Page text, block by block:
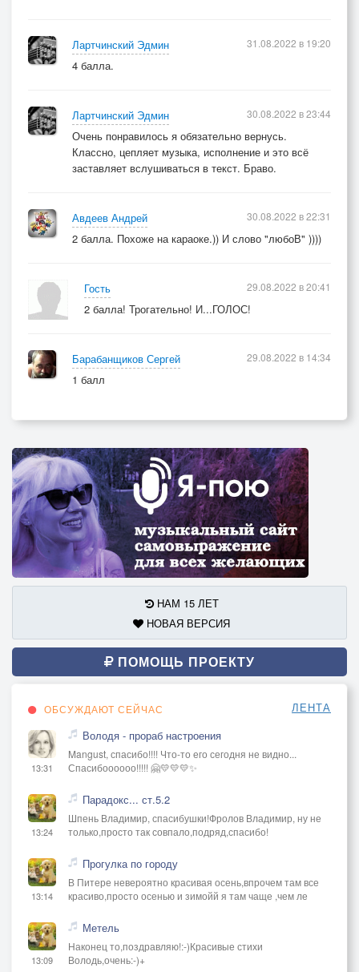
Лартчинский Эдмин
4 балла.
31.08.2022 в 19:20
Лартчинский Эдмин
Очень понравилось я обязательно вернусь.
Классно, цепляет музыка, исполнение и это всё
заставляет вслушиваться в текст. Браво.
30.08.2022 в 23:44
Авдеев Андрей
2 балла. Похоже на караоке.)) И слово "любоВ" ))))
30.08.2022 в 22:31
Гость
2 балла! Трогательно! И...ГОЛОС!
29.08.2022 в 20:41
Барабанщиков Сергей
1 балл
29.08.2022 в 14:34
НАМ 15 ЛЕТ
НОВАЯ ВЕРСИЯ
ПОМОЩЬ ПРОЕКТУ
ОБСУЖДАЮТ СЕЙЧАС ЛЕНТА
13:31
Володя - прораб настроения
Mangust, спасибо!!!! Что-то его сегодня не видно...
Спасибоооооо!!!!! 🤗💛💛💛✨
13:24
Парадокс... ст.5.2
Шпень Владимир, спасибушки!Фролов Владимир, ну не
только,просто так совпало,подряд,спасибо!
13:14
Прогулка по городу
В Питере невероятно красивая осень,впрочем там все
красиво,просто осенью и зимойй я там чаще ,чем ле
13:09
Метель
Наконец то,поздравляю!:-)Красивые стихи
Володь,очень:-)+